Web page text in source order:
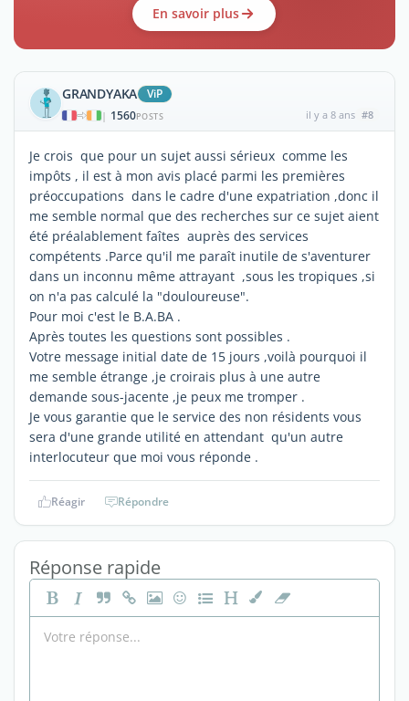
En savoir plus
GRANDYAKA ViP
| 1560POSTS il y a 8 ans #8
Je crois que pour un sujet aussi sérieux comme les
impôts , il est à mon avis placé parmi les premières
préoccupations dans le cadre d'une expatriation ,donc il
me semble normal que des recherches sur ce sujet aient
été préalablement faîtes auprès des services
compétents .Parce qu'il me paraît inutile de s'aventurer
dans un inconnu même attrayant ,sous les tropiques ,si
on n'a pas calculé la "douloureuse".
Pour moi c'est le B.A.BA .
Après toutes les questions sont possibles .
Votre message initial date de 15 jours ,voilà pourquoi il
me semble étrange ,je croirais plus à une autre
demande sous-jacente ,je peux me tromper .
Je vous garantie que le service des non résidents vous
sera d'une grande utilité en attendant qu'un autre
interlocuteur que moi vous réponde .
Réagir Répondre
Réponse rapide